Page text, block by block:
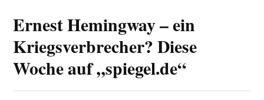
Ernest Hemingway – ein
Kriegsverbrecher? Diese
Woche auf „spiegel.de“